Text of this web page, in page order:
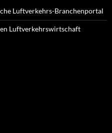
Luftverkehrs-Branchenportal
Luftverkehrswirtschaft